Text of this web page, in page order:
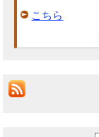
こちら